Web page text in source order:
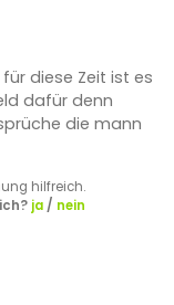
diese Zeit ist es
dafür denn
die mann
hilfreich.
ja/ nein